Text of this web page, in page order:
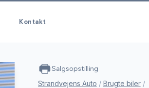
Kontakt
Salgsopstilling
Strandvejens Auto / Brugte biler /